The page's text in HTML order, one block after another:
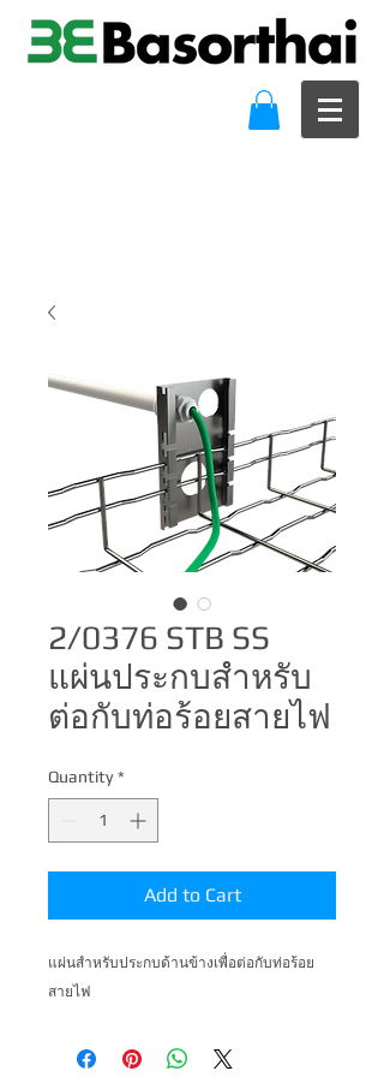
2/0376 STB SS
แผ่นประกบสำหรับ
ต่อกับท่อร้อยสายไฟ
Quantity *
Add to Cart
แผ่นสำหรับประกบด้านข้างเพื่อต่อกับท่อร้อย
สายไฟ